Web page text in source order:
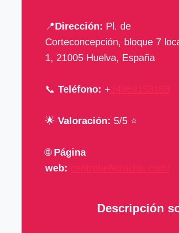
📍Dirección: Pl. de
Corteconcepción, bloque 7
1, 21005 Huelva, España
📞 Teléfono: +
🌟 Valoración: 5/5 ⭐
🌐 Página
web:
Descripción